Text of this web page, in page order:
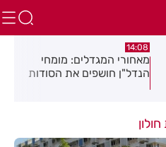
14:08
מאחורי המגדלים: מומחי
הנדל"ן חושפים את הסודות